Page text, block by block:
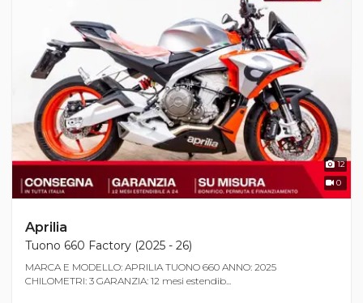
12
0
Aprilia
Tuono 660 Factory (2025 - 26)
MARCA E MODELLO: APRILIA TUONO 660 ANNO: 2025
CHILOMETRI: 3 GARANZIA: 12 mesi estendib...